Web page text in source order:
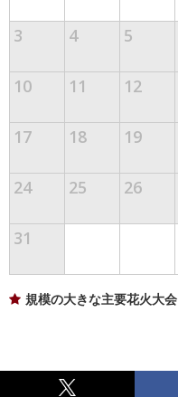
3 4 5
10 11 12
17 18 19
24 25 26
31
規模の大きな主要花火大会